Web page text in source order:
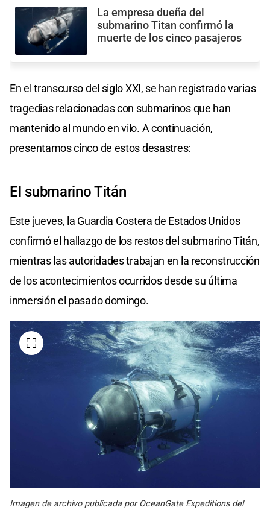
La empresa dueña del
submarino Titan confirmó la
muerte de los cinco pasajeros
En el transcurso del siglo XXI, se han registrado varias
tragedias relacionadas con submarinos que han
mantenido al mundo en vilo. A continuación,
presentamos cinco de estos desastres:
El submarino Titán
Este jueves, la Guardia Costera de Estados Unidos
confirmó el hallazgo de los restos del submarino Titán,
mientras las autoridades trabajan en la reconstrucción
de los acontecimientos ocurridos desde su última
inmersión el pasado domingo.
Imagen de archivo publicada por OceanGate Expeditions del